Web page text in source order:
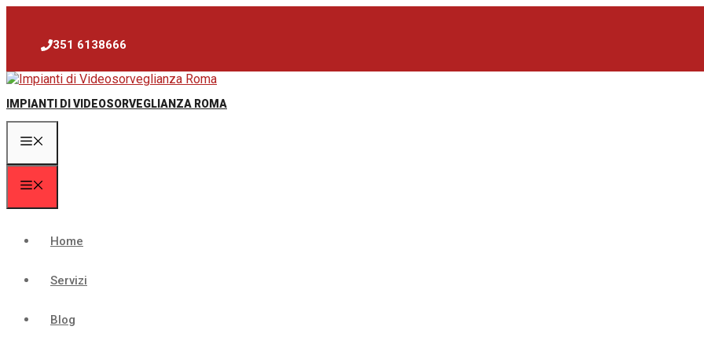
contenuto351 6138666
IMPIANTI DI VIDEOSORVEGLIANZA ROMA
Home
Servizi
Blog